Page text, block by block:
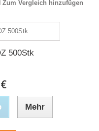
Zum Vergleich hinzufügen
500Stk
Mehr